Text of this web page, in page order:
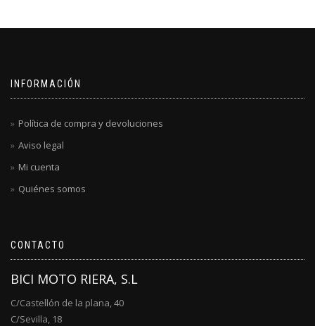
INFORMACIÓN
Política de compra y devoluciones
Aviso legal
Mi cuenta
Quiénes somos
CONTACTO
BICI MOTO RIERA, S.L
C/Castellón de la plana, 40
C/Sevilla, 18